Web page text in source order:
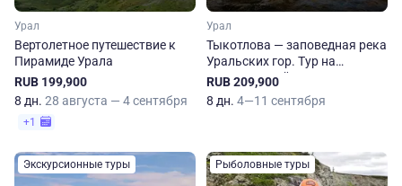
Урал
Вертолетное путешествие к
Пирамиде Урала
RUB 199,900
8 дн. 28 августа — 4 сентября
+1
Урал
Тыкотлова — заповедная река
Уральских гор. Тур на
Приполярный Урал
RUB 209,900
8 дн. 4—11 сентября
Экскурсионные туры Рыболовные туры